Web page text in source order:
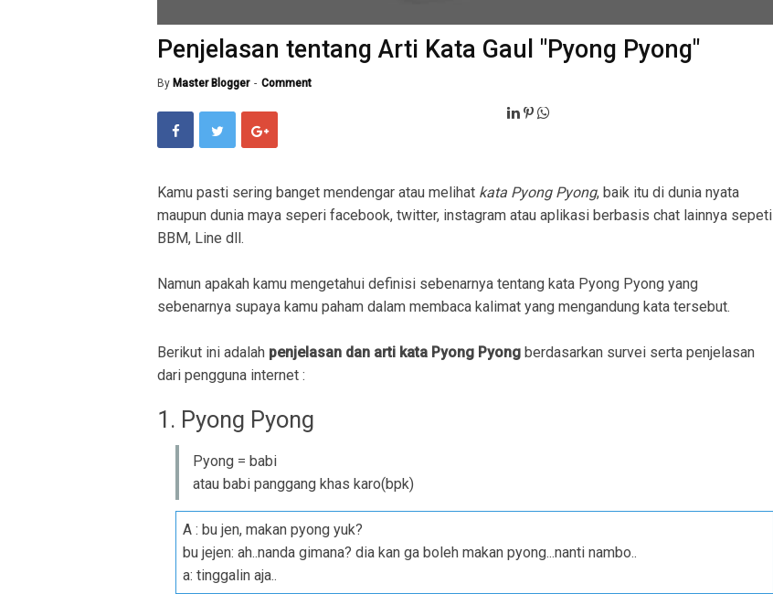
Penjelasan tentang Arti Kata Gaul "Pyong Pyong"
By Master Blogger Comment
Kamu pasti sering banget mendengar atau melihat kata Pyong Pyong, baik itu di dunia nyata
maupun dunia maya seperi facebook, twitter, instagram atau aplikasi berbasis chat lainnya sepeti
BBM, Line dll.
Namun apakah kamu mengetahui definisi sebenarnya tentang kata Pyong Pyong yang
sebenarnya supaya kamu paham dalam membaca kalimat yang mengandung kata tersebut.
Berikut ini adalah penjelasan dan arti kata Pyong Pyong berdasarkan survei serta penjelasan
dari pengguna internet :
1. Pyong Pyong
Pyong = babi
atau babi panggang khas karo(bpk)
A : bu jen, makan pyong yuk?
bu jejen: ah..nanda gimana? dia kan ga boleh makan pyong...nanti nambo..
a: tinggalin aja..